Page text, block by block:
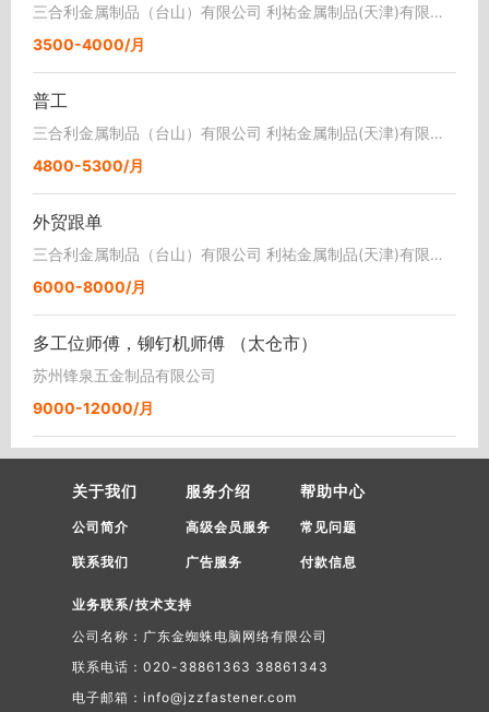
三合利金属制品（台山）有限公司 利祐金属制品(天津)有限公司
3500-4000/月
普工
三合利金属制品（台山）有限公司 利祐金属制品(天津)有限公司
4800-5300/月
外贸跟单
三合利金属制品（台山）有限公司 利祐金属制品(天津)有限公司
6000-8000/月
多工位师傅，铆钉机师傅 （太仓市）
苏州锋泉五金制品有限公司
9000-12000/月
关于我们
公司简介
联系我们
服务介绍
高级会员服务
广告服务
帮助中心
常见问题
付款信息
业务联系/技术支持
公司名称：广东金蜘蛛电脑网络有限公司
联系电话：020-38861363 38861343
电子邮箱：info@jzzfastener.com